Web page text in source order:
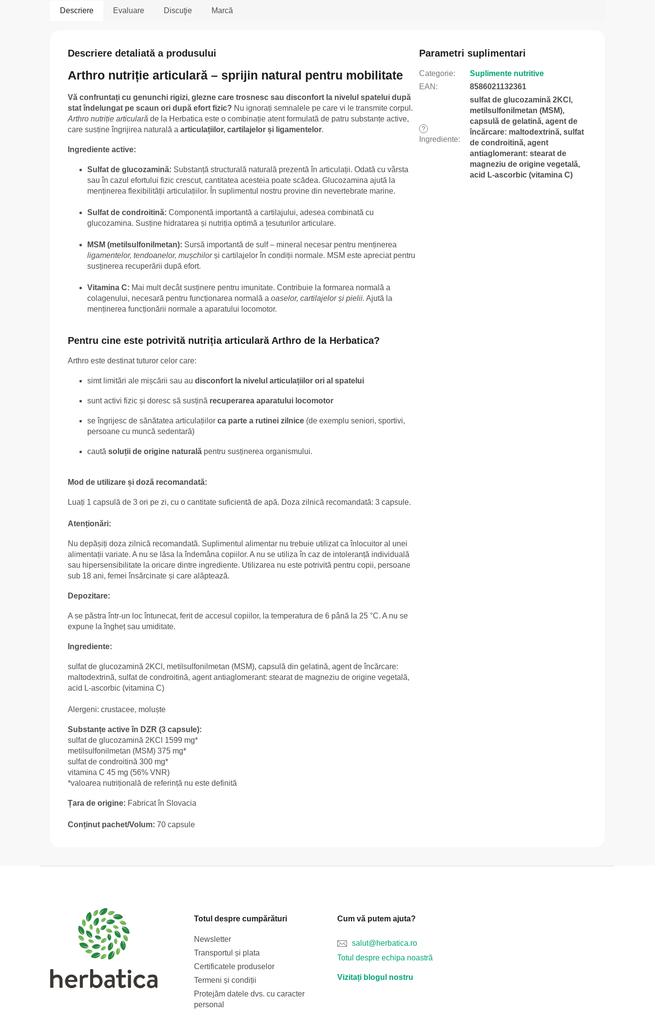
Descriere Evaluare Discuţie Marcă
Descriere detaliată a produsului
Arthro nutriție articulară – sprijin natural pentru mobilitate
Vă confruntați cu genunchi rigizi, glezne care trosnesc sau disconfort la nivelul spatelui după
stat îndelungat pe scaun ori după efort fizic? Nu ignorați semnalele pe care vi le transmite corpul.
Arthro nutriție articulară de la Herbatica este o combinație atent formulată de patru substanțe active,
care susține îngrijirea naturală a articulațiilor, cartilajelor și ligamentelor.
Ingrediente active:
Sulfat de glucozamină: Substanță structurală naturală prezentă în articulații. Odată cu vârsta
sau în cazul efortului fizic crescut, cantitatea acesteia poate scădea. Glucozamina ajută la
menținerea flexibilității articulațiilor. În suplimentul nostru provine din nevertebrate marine.
Sulfat de condroitină: Componentă importantă a cartilajului, adesea combinată cu
glucozamina. Susține hidratarea și nutriția optimă a țesuturilor articulare.
MSM (metilsulfonilmetan): Sursă importantă de sulf – mineral necesar pentru menținerea
ligamentelor, tendoanelor, mușchilorși cartilajelor în condiții normale. MSM este apreciat pentru
susținerea recuperării după efort.
Vitamina C: Mai mult decât susținere pentru imunitate. Contribuie la formarea normală a
colagenului, necesară pentru funcționarea normală a oaselor, cartilajelor și pielii. Ajută la
menținerea funcționării normale a aparatului locomotor.
Pentru cine este potrivită nutriția articulară Arthro de la Herbatica?
Arthro este destinat tuturor celor care:
simt limitări ale mișcării sau au disconfort la nivelul articulațiilor ori al spatelui
sunt activi fizic și doresc să susțină recuperarea aparatului locomotor
se îngrijesc de sănătatea articulațiilor ca parte a rutinei zilnice (de exemplu seniori, sportivi,
persoane cu muncă sedentară)
caută soluții de origine naturală pentru susținerea organismului.
Mod de utilizare și doză recomandată:
Luați 1 capsulă de 3 ori pe zi, cu o cantitate suficientă de apă. Doza zilnică recomandată: 3 capsule.
Atenționări:
Nu depășiți doza zilnică recomandată. Suplimentul alimentar nu trebuie utilizat ca înlocuitor al unei
alimentații variate. A nu se lăsa la îndemâna copiilor. A nu se utiliza în caz de intoleranță individuală
sau hipersensibilitate la oricare dintre ingrediente. Utilizarea nu este potrivită pentru copii, persoane
sub 18 ani, femei însărcinate și care alăptează.
Depozitare:
A se păstra într-un loc întunecat, ferit de accesul copiilor, la temperatura de 6 până la 25 °C. A nu se
expune la îngheț sau umiditate.
Ingrediente:
sulfat de glucozamină 2KCl, metilsulfonilmetan (MSM), capsulă din gelatină, agent de încărcare:
maltodextrină, sulfat de condroitină, agent antiaglomerant: stearat de magneziu de origine vegetală,
acid L-ascorbic (vitamina C)
Alergeni: crustacee, moluște
Substanțe active în DZR (3 capsule):
sulfat de glucozamină 2KCl 1599 mg*
metilsulfonilmetan (MSM) 375 mg*
sulfat de condroitină 300 mg*
vitamina C 45 mg (56% VNR)
*valoarea nutrițională de referință nu este definită
Țara de origine: Fabricat în Slovacia
Conținut pachet/Volum: 70 capsule
Parametri suplimentari
Categorie:
Suplimente nutritive
EAN : 8586021132361
?
Ingrediente:
sulfat de glucozamină 2KCl,
metilsulfonilmetan (MSM),
capsulă de gelatină, agent de
încărcare: maltodextrină, sulfat
de condroitină, agent
antiaglomerant: stearat de
magneziu de origine vegetală,
acid L-ascorbic (vitamina C)
Totul despre cumpărături
Newsletter
Transportul și plata
Certificatele produselor
Termeni și condiții
Protejăm datele dvs. cu caracter
personal
Cum vă putem ajuta?
salut@herbatica.ro
Totul despre echipa noastră
Vizitați blogul nostru